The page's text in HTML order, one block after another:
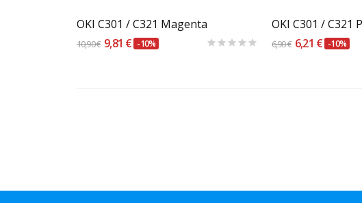
OKI C301 / C321 Magenta
10,90 € 9,81 € -10%
OKI C301 / C321
6,90 € 6,21 € -10%